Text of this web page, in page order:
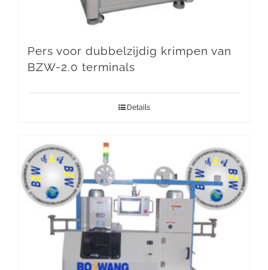
Pers voor dubbelzijdig krimpen van
BZW-2.0 terminals
Details